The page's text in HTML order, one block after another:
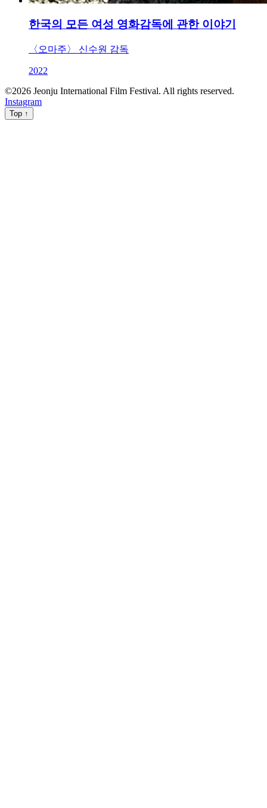
한국의 모든 여성 영화감독에 관한 이야기
〈오마주〉 신수원 감독
2022
©2026 Jeonju International Film Festival. All rights reserved.
Instagram
Top ↑